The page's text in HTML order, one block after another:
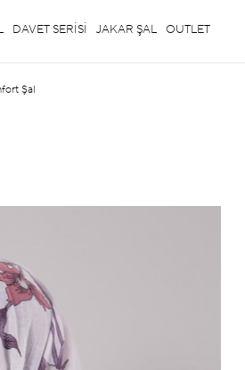
DAVET SERİSİ JAKAR ŞAL OUTLET
Şal